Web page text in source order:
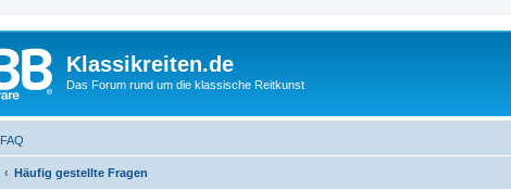
Klassikreiten.de
Das Forum rund um die klassische Reitkunst
FAQ
Häufig gestellte Fragen